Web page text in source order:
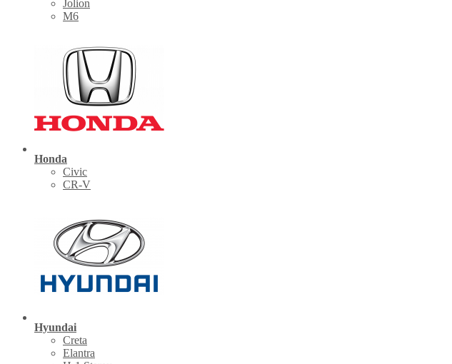
Jolion
M6
Honda
Civic
CR-V
Hyundai
Creta
Elantra